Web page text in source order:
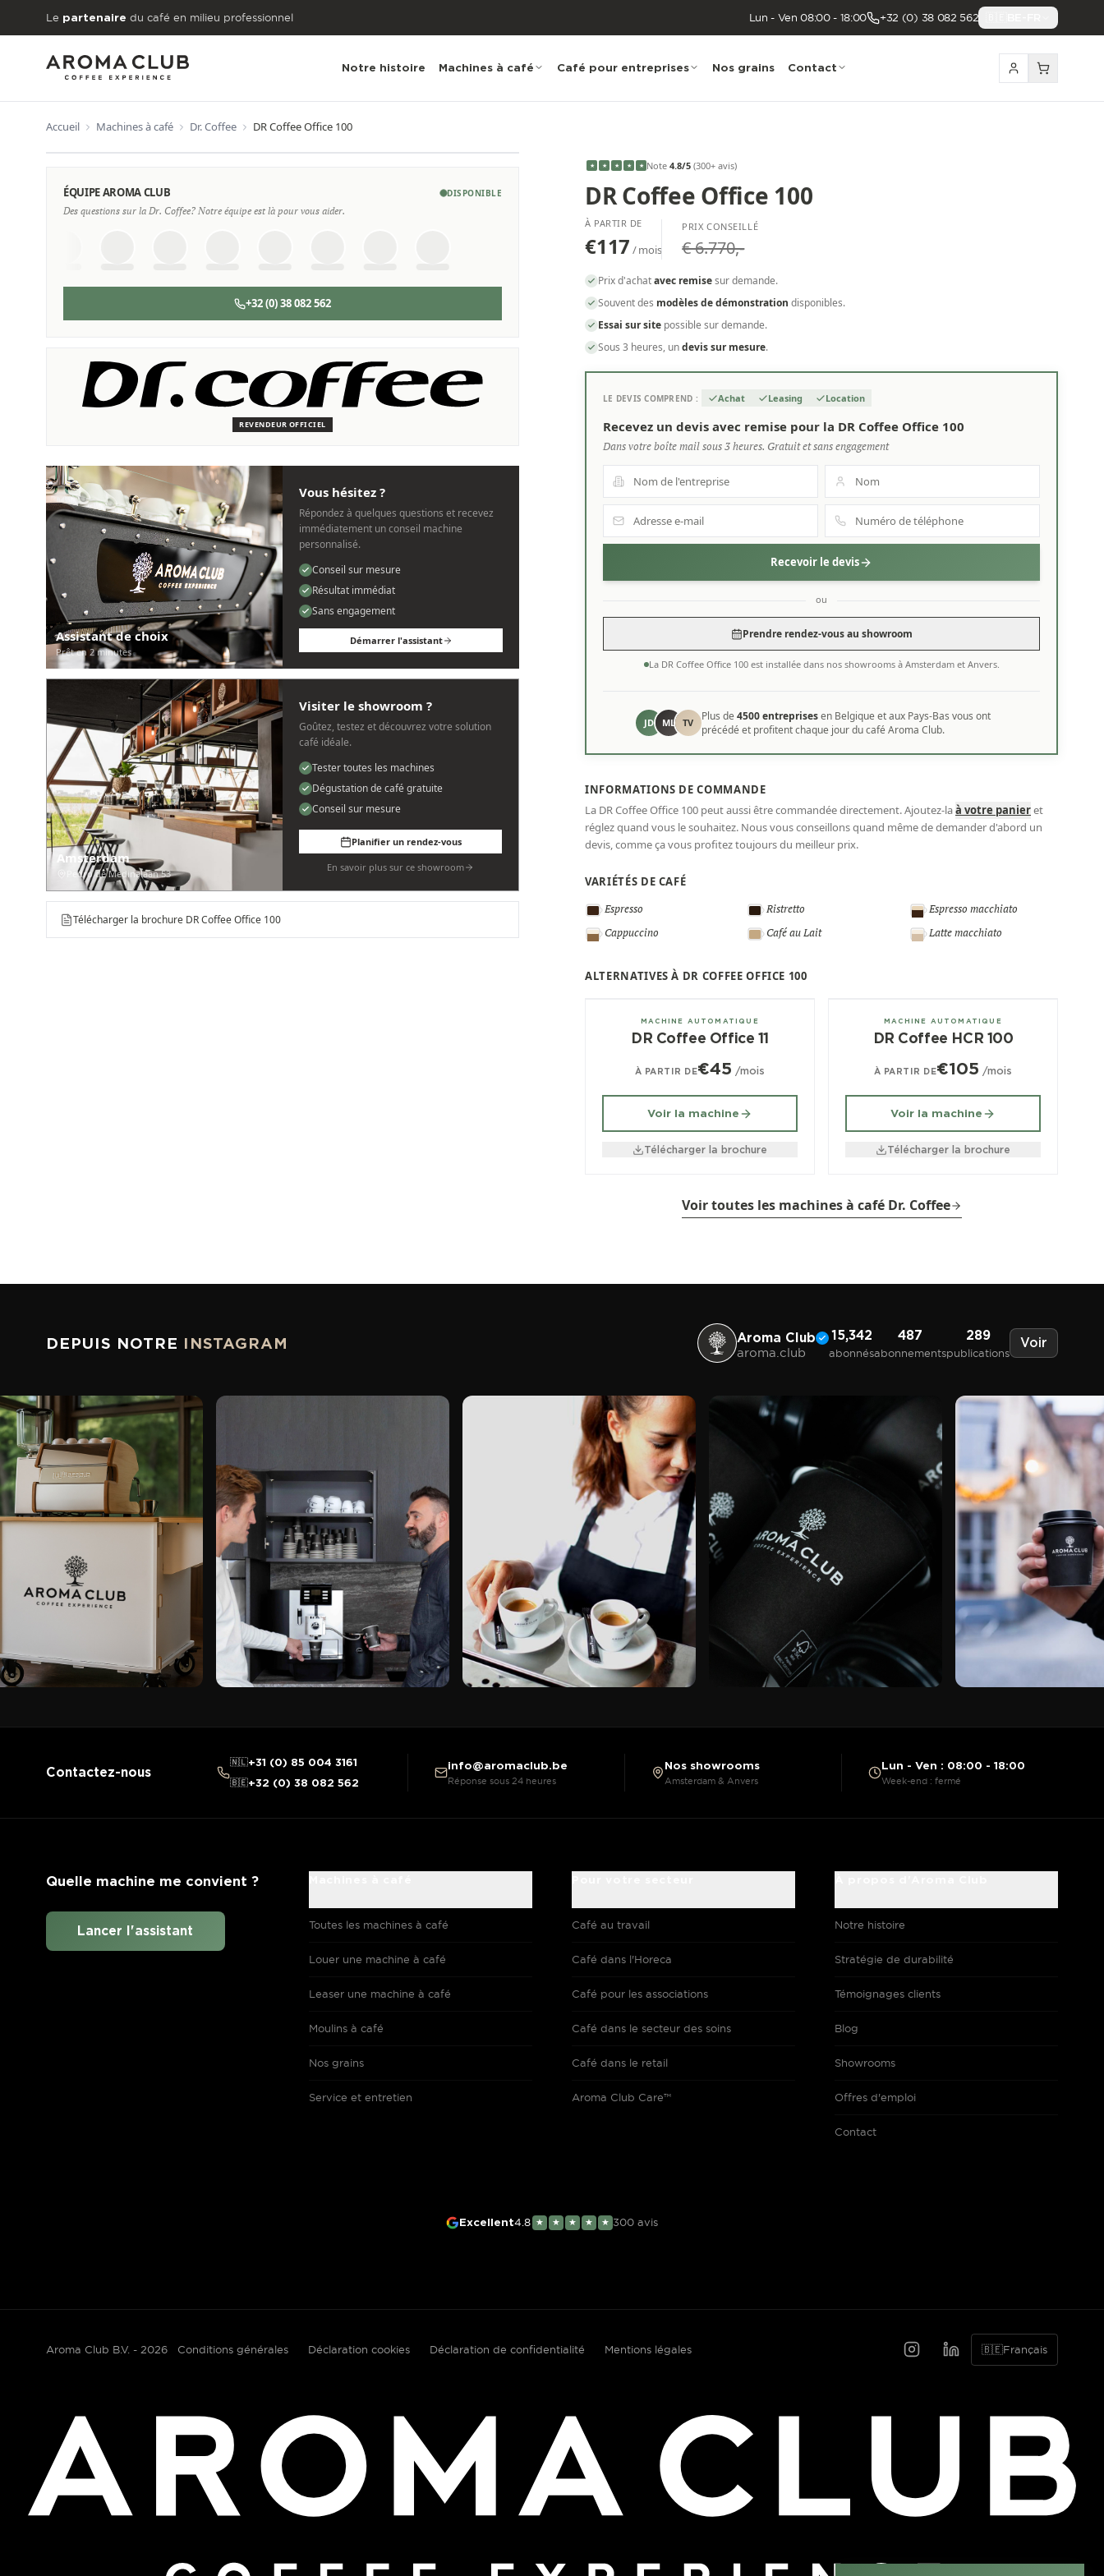
Aller au contenu principal
Le partenaire du café en milieu professionnel Lun - Ven 08:00 - 18:00 +32 (0) 38 082 562
Notre histoire Machines à café Café pour entreprises Nos grains Contact
Accueil Machines à café Dr. Coffee DR Coffee Office 100
€117 /mois
ÉQUIPE AROMA CLUB DISPONIBLE
Des questions sur la Dr. Coffee? Notre équipe est là pour vous aider.
+32 (0) 38 082 562
REVENDEUR OFFICIEL
SERVICE & ENTRETIEN
Nous sommes là pour vous
Assistant de choix
Prêt en 2 minutes
Vous hésitez ?
Répondez à quelques questions et recevez
immédiatement un conseil machine
personnalisé.
Conseil sur mesure
Résultat immédiat
Sans engagement
Démarrer l'assistant
Amsterdam
Pedro de Medinalaan 53
Visiter le showroom ?
Goûtez, testez et découvrez votre solution
café idéale.
Tester toutes les machines
Dégustation de café gratuite
Conseil sur mesure
Planifier un rendez-vous
En savoir plus sur ce showroom
Télécharger la brochure DR Coffee Office 100
★ ★ ★ ★ ★ Note 4.8/5 (300+ avis)
DR Coffee Office 100
À PARTIR DE
€117 / mois
PRIX CONSEILLÉ
€ 6.770,-
Prix d'achatavec remisesur demande.
Souvent des modèles de démonstration disponibles.
Essai sur site possible sur demande.
Sous 3 heures, undevis sur mesure.
LE DEVIS COMPREND : Achat Leasing Location
Recevez un devis avec remise pour la DR Coffee Office 100
Dans votre boîte mail sous 3 heures. Gratuit et sans engagement
Recevoir le devis
ou
Prendre rendez-vous au showroom
La DR Coffee Office 100 est installée dans nos showrooms à Amsterdam et Anvers.
JD ML TV Plus de4500 entreprisesen Belgique et aux Pays-Bas vous ont
précédé et profitent chaque jour du café Aroma Club.
INFORMATIONS DE COMMANDE
La DR Coffee Office 100 peut aussi être commandée directement. Ajoutez-laà votre panieret
réglez quand vous le souhaitez. Nous vous conseillons quand même de demander d'abord un
devis, comme ça vous profitez toujours du meilleur prix.
VARIÉTÉS DE CAFÉ
Espresso
Ristretto
Espresso macchiato
Cappuccino
Café au Lait Latte macchiato
ALTERNATIVES À DR COFFEE OFFICE 100
± 50/jourMACHINE AUTOMATIQUE
DR Coffee Office 11
À PARTIR DE€45 /mois
Voir la machine
Télécharger la brochure
± 50/jourMACHINE AUTOMATIQUE
DR Coffee HCR 100
À PARTIR DE€105 /mois
Voir la machine
Télécharger la brochure
Voir toutes les machines à café Dr. Coffee
DEPUIS NOTRE INSTAGRAM Aroma Club
aroma.club
15,342
abonnés
487
abonnements
289
publications
Voir
Contactez-nous
🇳🇱+31 (0) 85 004 3161
🇧🇪+32 (0) 38 082 562
info@aromaclub.be
Réponse sous 24 heures
Nos showrooms
Amsterdam & Anvers
Lun - Ven : 08:00 - 18:00
Week-end : fermé
Quelle machine me convient ?
Lancer l'assistant Toutes les machines à café
Louer une machine à café
Leaser une machine à café
Moulins à café
Nos grains
Service et entretien
Café au travail
Café dans l'Horeca
Café pour les associations
Café dans le secteur des soins
Café dans le retail
Aroma Club Care™
Notre histoire
Stratégie de durabilité
Témoignages clients
Blog
Showrooms
Offres d'emploi
Contact
Excellent4.8 ★ ★ ★ ★ ★ 300 avis
Aroma Club B.V. - 2026 Conditions générales Déclaration cookies Déclaration de confidentialité Mentions légales 🇧🇪Français